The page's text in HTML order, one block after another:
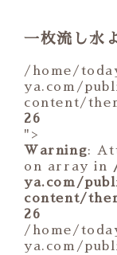
一枚流し水
/home/
ya.com/
content/
26
">
Warning:
on array in
ya.com/
content/
26
/home/
ya.com/